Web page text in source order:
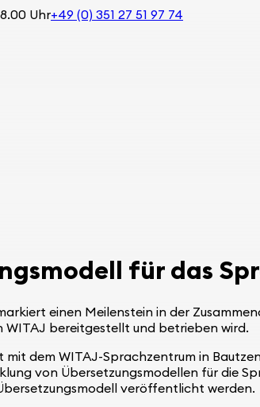
Uhr+49 (0) 351 27 51 97 74
für das
einen Meilenstein in der
WITAJ bereitgestellt und betrieben wird.
dem WITAJ-Sprachzentrum in
von Übersetzungsmodellen für die
veröffentlicht werden.